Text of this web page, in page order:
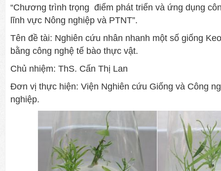
“Chương trình trọng điểm phát triển và ứng dụng
lĩnh vực Nông nghiệp và PTNT”.
Tên đề tài: Nghiên cứu nhân nhanh một số giống
bằng công nghệ tế bào thực vật.
Chủ nhiệm: ThS. Cấn Thị Lan
Đơn vị thực hiện: Viện Nghiên cứu Giống và Công
nghiệp.